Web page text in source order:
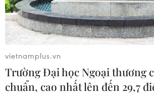
vietnamplus.vn
Trường Đại học Ngoại thương
chuẩn, cao nhất lên đến 29,7